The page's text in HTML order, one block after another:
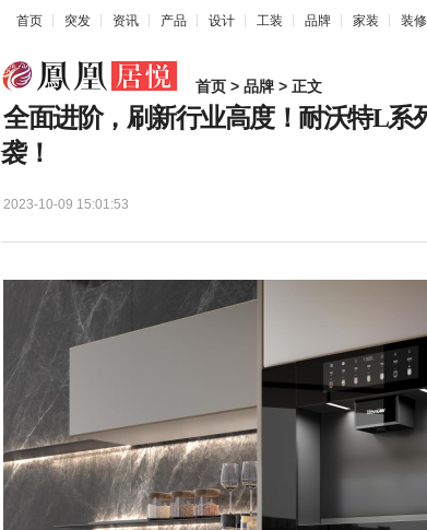
首页 突发 资讯 产品 设计 工装 品牌 家装 装
首页 > 品牌 > 正文
全面进阶，刷新行业高度！耐沃特L系
袭！
2023-10-09 15:01:53